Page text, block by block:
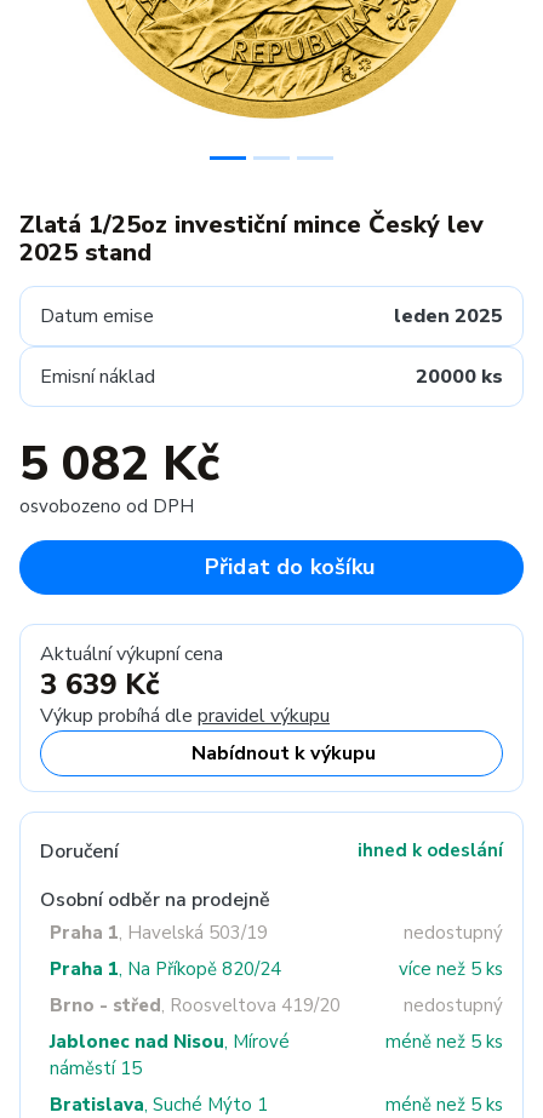
Zlatá 1/25oz investiční mince Český lev
2025 stand
Datum emise leden 2025
Emisní náklad 20000 ks
5 082 Kč
osvobozeno od DPH
Přidat do košíku
Aktuální výkupní cena
3 639 Kč
Výkup probíhá dle pravidel výkupu
Nabídnout k výkupu
Doručení ihned k odeslání
Osobní odběr na prodejně
Praha 1, Havelská 503/19
nedostupný
Praha 1, Na Příkopě 820/24
více než 5 ks
Brno - střed, Roosveltova 419/20
nedostupný
Jablonec nad Nisou, Mírové
náměstí 15
méně než 5 ks
Bratislava, Suché Mýto 1 méně než 5 ks